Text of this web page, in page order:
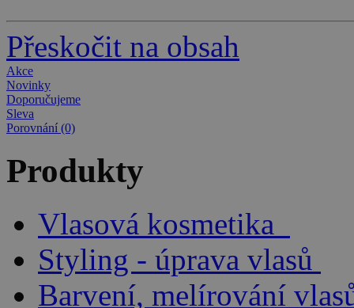
Přeskočit na obsah
Akce
Novinky
Doporučujeme
Sleva
Porovnání (0)
Produkty
Vlasová kosmetika
Styling - úprava vlasů
Barvení, melírování